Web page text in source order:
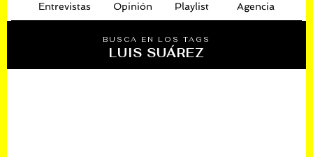
Entrevistas Opinión Playlist Agencia
BUSCA EN LOS TAGS
LUIS SUÁREZ